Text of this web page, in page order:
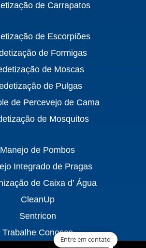
de Carrapatos
de Escorpiões
de Formigas
de Moscas
de Pulgas
de Percevejo de Cama
de Mosquitos
Manejo de Pombos
Integrado de Pragas
de Caixa d’ Água
CleanUp
Sentricon
Trabalhe Conosco
Entre em contato